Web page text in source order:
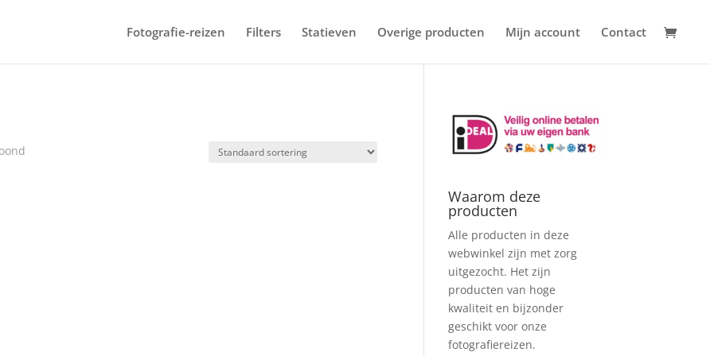
Fotografie-reizen Filters Statieven Overige producten Mijn account Contact
Waarom deze
producten
Alle producten in deze
webwinkel zijn met zorg
uitgezocht. Het zijn
producten van hoge
kwaliteit en bijzonder
geschikt voor onze
fotografiereizen.